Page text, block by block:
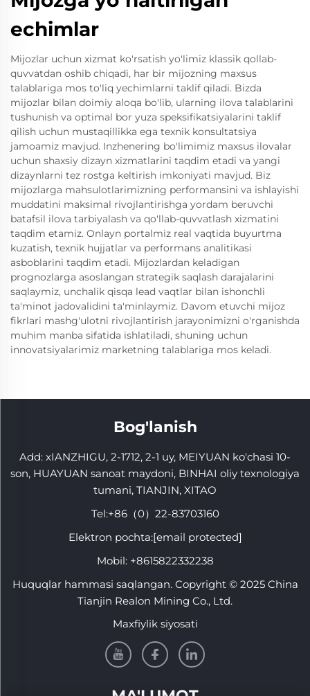
echimlar
Mijozlar uchun xizmat ko'rsatish yo'limiz klassik qollab-
quvvatdan oshib chiqadi, har bir mijozning maxsus
talablariga mos to'liq yechimlarni taklif qiladi. Bizda
mijozlar bilan doimiy aloqa bo'lib, ularning ilova talablarini
tushunish va optimal bor yuza speksifikatsiyalarini taklif
qilish uchun mustaqillikka ega texnik konsultatsiya
jamoamiz mavjud. Inzhenering bo'limimiz maxsus ilovalar
uchun shaxsiy dizayn xizmatlarini taqdim etadi va yangi
dizaynlarni tez rostga keltirish imkoniyati mavjud. Biz
mijozlarga mahsulotlarimizning performansini va ishlayishi
muddatini maksimal rivojlantirishga yordam beruvchi
batafsil ilova tarbiyalash va qo'llab-quvvatlash xizmatini
taqdim etamiz. Onlayn portalmiz real vaqtida buyurtma
kuzatish, texnik hujjatlar va performans analitikasi
asboblarini taqdim etadi. Mijozlardan keladigan
prognozlarga asoslangan strategik saqlash darajalarini
saqlaymiz, unchalik qisqa lead vaqtlar bilan ishonchli
ta'minot jadovalidini ta'minlaymiz. Davom etuvchi mijoz
fikrlari mashg'ulotni rivojlantirish jarayonimizni o'rganishda
muhim manba sifatida ishlatiladi, shuning uchun
innovatsiyalarimiz marketning talablariga mos keladi.
Bog'lanish
Add: xIANZHIGU, 2-1712, 2-1 uy, MEIYUAN ko'chasi 10-
son, HUAYUAN sanoat maydoni, BINHAI oliy texnologiya
tumani, TIANJIN, XITAO
Tel:+86（0）22-83703160
Elektron pochta:[email protected]
Mobil: +8615822332238
Huquqlar hammasi saqlangan. Copyright © 2025 China
Tianjin Realon Mining Co., Ltd.
Maxfiylik siyosati